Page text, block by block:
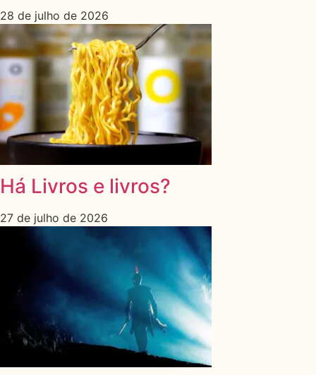
28 de julho de 2026
Há Livros e livros?
27 de julho de 2026